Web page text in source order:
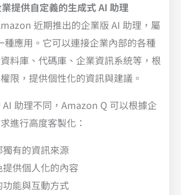
提供自定義的生成式 AI 助理
近期推出的企業版 AI 助理，屬
種應用。它可以連接企業內部的各種
料庫、代碼庫、企業資訊系統等，根
限，提供個性化的資訊與建議。
助理不同，Amazon Q 可以根據企
進行高度客製化：
有的資訊來源
供個人化的內容
能與互動方式